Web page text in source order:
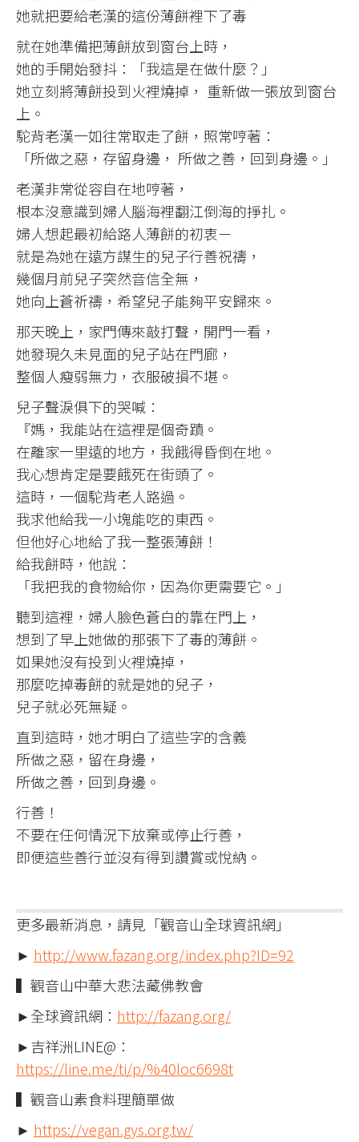
她就把要給老漢的這份薄餅裡下了毒
就在她準備把薄餅放到窗台上時，
她的手開始發抖：「我這是在做什麼？」
她立刻將薄餅投到火裡燒掉， 重新做一張放到窗台
上。
駝背老漢一如往常取走了餅，照常哼著：
「所做之惡，存留身邊， 所做之善，回到身邊。」
老漢非常從容自在地哼著，
根本沒意識到婦人腦海裡翻江倒海的掙扎。
婦人想起最初給路人薄餅的初衷－
就是為她在遠方謀生的兒子行善祝禱，
幾個月前兒子突然音信全無，
她向上蒼祈禱，希望兒子能夠平安歸來。
那天晚上，家門傳來敲打聲，開門一看，
她發現久未見面的兒子站在門廊，
整個人瘦弱無力，衣服破損不堪。
兒子聲淚俱下的哭喊：
『媽，我能站在這裡是個奇蹟。
在離家一里遠的地方，我餓得昏倒在地。
我心想肯定是要餓死在街頭了。
這時，一個駝背老人路過。
我求他給我一小塊能吃的東西。
但他好心地給了我一整張薄餅！
給我餅時，他說：
「我把我的食物給你，因為你更需要它。」
聽到這裡，婦人臉色蒼白的靠在門上，
想到了早上她做的那張下了毒的薄餅。
如果她沒有投到火裡燒掉，
那麼吃掉毒餅的就是她的兒子，
兒子就必死無疑。
直到這時，她才明白了這些字的含義
所做之惡，留在身邊，
所做之善，回到身邊。
行善！
不要在任何情況下放棄或停止行善，
即便這些善行並沒有得到讚賞或悅納。
更多最新消息，請見「觀音山全球資訊網」
► http://www.fazang.org/index.php?ID=92
▍觀音山中華大悲法藏佛教會
►全球資訊網： http://fazang.org/
►吉祥洲LINE@：
https://line.me/ti/p/%40loc6698t
▍觀音山素食料理簡單做
► https://vegan.gys.org.tw/